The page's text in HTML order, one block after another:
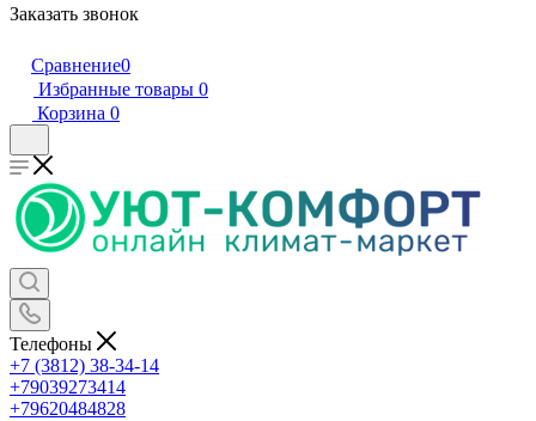
Заказать звонок
Сравнение0
Избранные товары 0
Корзина 0
Телефоны
+7 (3812) 38-34-14
+79039273414
+79620484828